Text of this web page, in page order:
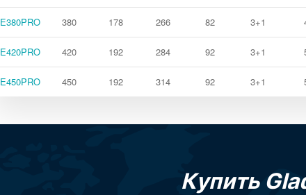
E380PRO 380 178 266 82 3+1
E420PRO 420 192 284 92 3+1
E450PRO 450 192 314 92 3+1
Купить